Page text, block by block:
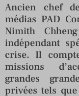
Ancien chef
médias PAD
Nimith
indépendant
crise. Il
missions
grandes
privées tels